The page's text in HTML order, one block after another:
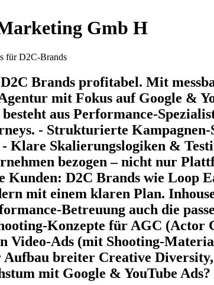
Gmb H
für D2C-Brands
Brands profitabel. Mit
mit Fokus auf Google &
aus Performance-
- Strukturierte Kampagnen-
Klare Skalierungslogiken &
bezogen – nicht nur
Kunden: D2C Brands wie Loop
mit einem klaren Plan.
Betreuung auch die
Konzepte für AGC (Actor
Video-Ads (mit Shooting-
breiter Creative
mit Google & YouTube